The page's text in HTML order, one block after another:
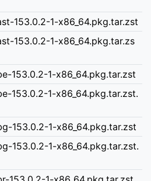
153.0.2-1-x86_64.pkg.tar.zst
153.0.2-1-x86_64.pkg.tar.zs
153.0.2-1-x86_64.pkg.tar.zst
153.0.2-1-x86_64.pkg.tar.zst.
153.0.2-1-x86_64.pkg.tar.zst
153.0.2-1-x86_64.pkg.tar.zst.